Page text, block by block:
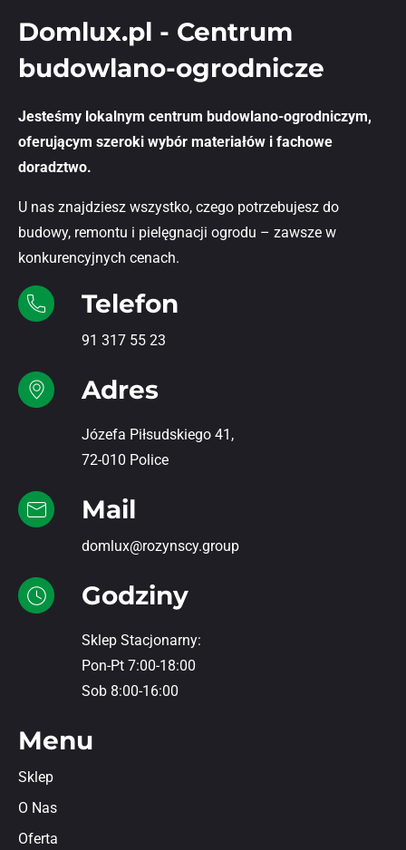
Domlux.pl - Centrum
budowlano-ogrodnicze
Jesteśmy lokalnym centrum budowlano-ogrodniczym,
oferującym szeroki wybór materiałów i fachowe
doradztwo.
U nas znajdziesz wszystko, czego potrzebujesz do
budowy, remontu i pielęgnacji ogrodu – zawsze w
konkurencyjnych cenach.
Telefon
91 317 55 23
Adres
Józefa Piłsudskiego 41,
72-010 Police
Mail
domlux@rozynscy.group
Godziny
Sklep Stacjonarny:
Pon-Pt 7:00-18:00
Sob 8:00-16:00
Menu
Sklep
O Nas
Oferta